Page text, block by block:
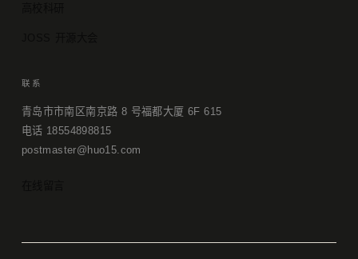
联系
青岛市市南区南京路 8 号福都大厦 6F 615
电话 18554898815
postmaster@huo15.com